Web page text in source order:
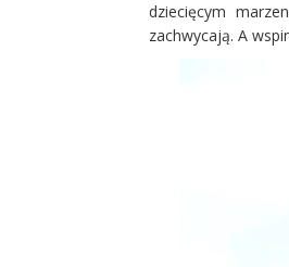
dziecięcym
zachwycają. A